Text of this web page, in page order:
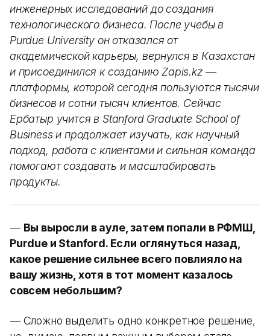
инженерных исследований до создания
технологического бизнеса. После учебы в
Purdue University он отказался от
академической карьеры, вернулся в Казахстан
и присоединился к созданию Zapis.kz —
платформы, которой сегодня пользуются тысячи
бизнесов и сотни тысяч клиентов. Сейчас
Ербатыр учится в Stanford Graduate School of
Business и продолжает изучать, как научный
подход, работа с клиентами и сильная команда
помогают создавать и масштабировать
продукты.
— Вы выросли в ауле, затем попали в РФМШ,
Purdue и Stanford. Если оглянуться назад,
какое решение сильнее всего повлияло на
вашу жизнь, хотя в тот момент казалось
совсем небольшим?
— Сложно выделить одно конкретное решение,